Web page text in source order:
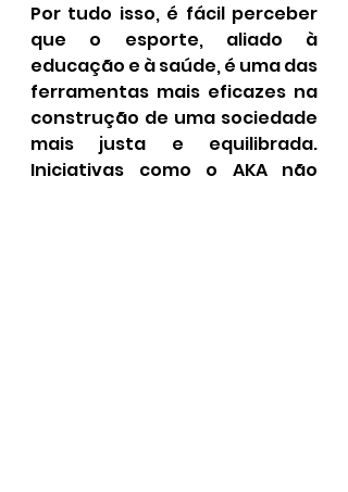
Por tudo isso, é fácil perceber
que o esporte, aliado à
educação e à saúde, é uma das
ferramentas mais eficazes na
construção de uma sociedade
mais justa e equilibrada.
Iniciativas como o AKA não